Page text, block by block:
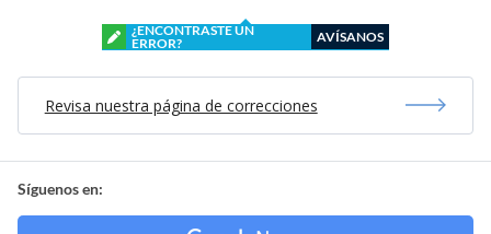
¿ENCONTRASTE UN
ERROR?
AVÍSANOS
Revisa nuestra página de correcciones
Síguenos en: